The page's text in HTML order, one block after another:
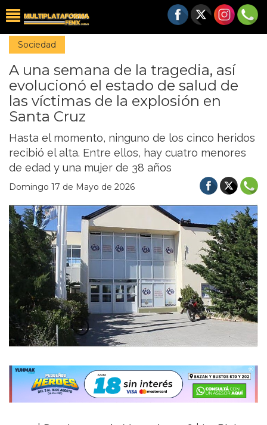
Sociedad
A una semana de la tragedia, así
evolucionó el estado de salud de
las víctimas de la explosión en
Santa Cruz
Hasta el momento, ninguno de los cinco heridos
recibió el alta. Entre ellos, hay cuatro menores
de edad y una mujer de 38 años
Domingo 17 de Mayo de 2026